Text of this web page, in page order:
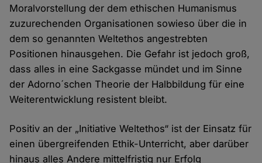
Moralvorstellung der dem ethischen Humanismus
zuzurechenden Organisationen sowieso über die in
dem so genannten Weltethos angestrebten
Positionen hinausgehen. Die Gefahr ist jedoch groß,
dass alles in eine Sackgasse mündet und im Sinne
der Adorno´schen Theorie der Halbbildung für eine
Weiterentwicklung resistent bleibt.
Positiv an der „Initiative Weltethos“ ist der Einsatz für
einen übergreifenden Ethik-Unterricht, aber darüber
hinaus alles Andere mittelfristig nur Erfolg